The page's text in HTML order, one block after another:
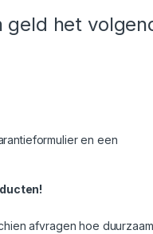
het
en een
afvragen hoe